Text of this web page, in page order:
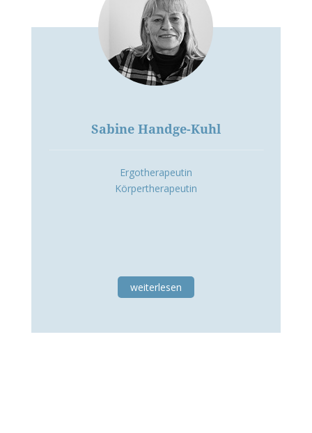
Sabine Handge-Kuhl
Ergotherapeutin
Körpertherapeutin
weiterlesen